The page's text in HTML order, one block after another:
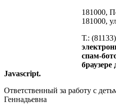
181000,
181000,
Т.:
спам-
Javascript.
Ответственный за работу с
Геннадьевна